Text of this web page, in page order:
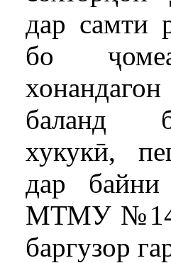
дар самти
бо
баланд
хукукӣ,
дар байни
МТМУ №14-
баргузор